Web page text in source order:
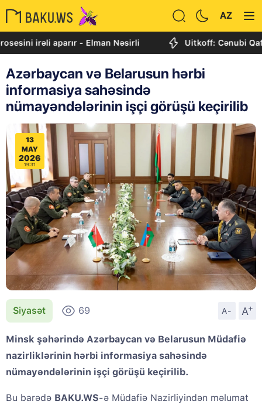
AZ
aparır - Elman Nəsirli Uitkoff: Cənubi Qafqaz
Azərbaycan və Belarusun hərbi
informasiya sahəsində
nümayəndələrinin işçi görüşü keçirilib
13
MAY
2026
19:31
Siyasət 69 A- A
+
Minsk şəhərində Azərbaycan və Belarusun Müdafiə
nazirliklərinin hərbi informasiya sahəsində
nümayəndələrinin işçi görüşü keçirilib.
Bu barədə BAKU.WS-ə Müdafiə Nazirliyindən məlumat